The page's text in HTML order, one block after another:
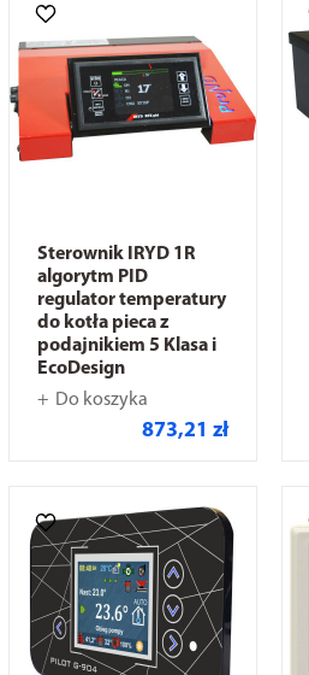
Sterownik IRYD 1R
algorytm PID
regulator temperatury
do kotła pieca z
podajnikiem 5 Klasa i
EcoDesign
Do koszyka
873,21 zł